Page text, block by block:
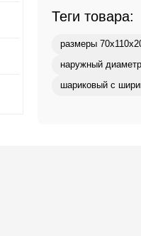
Теги товара:
размеры
наружный
шариковый с